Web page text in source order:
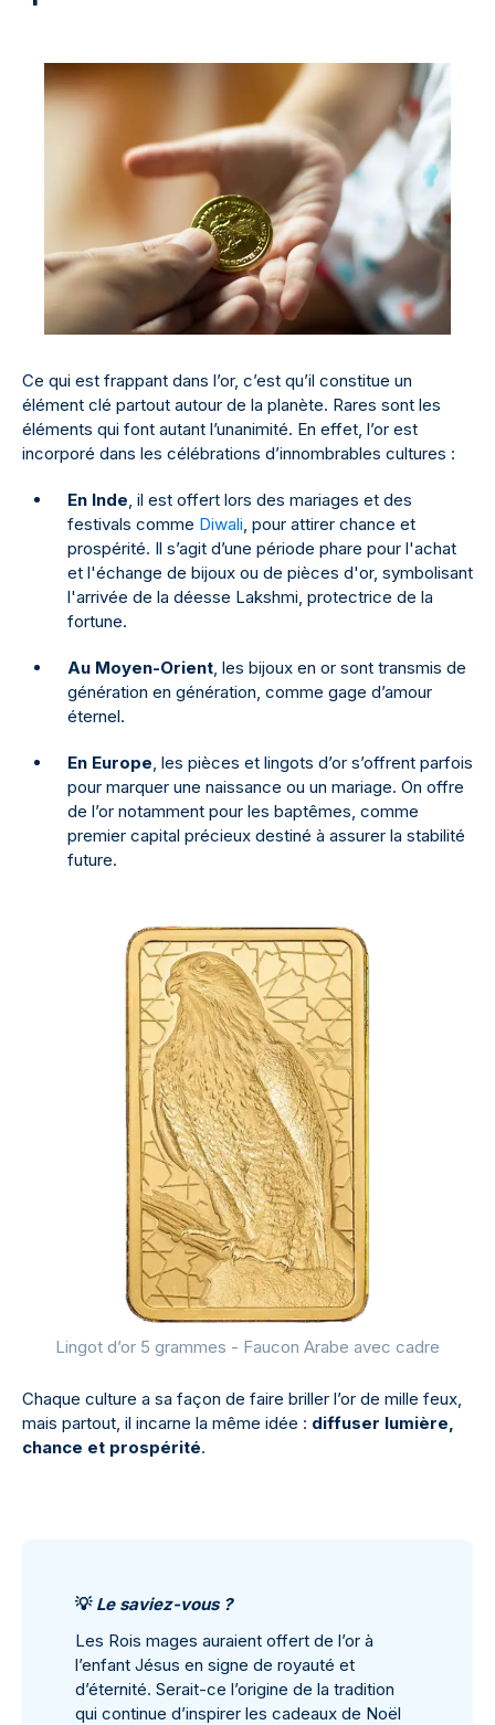
Ce qui est frappant dans l’or, c’est qu’il constitue un
élément clé partout autour de la planète. Rares sont les
éléments qui font autant l’unanimité. En effet, l’or est
incorporé dans les célébrations d’innombrables cultures :
En Inde , il est offert lors des mariages et des
festivals comme Diwali , pour attirer chance et
prospérité. Il s’agit d’une période phare pour l'achat
et l'échange de bijoux ou de pièces d'or, symbolisant
l'arrivée de la déesse Lakshmi, protectrice de la
fortune.
Au Moyen-Orient , les bijoux en or sont transmis de
génération en génération, comme gage d’amour
éternel.
En Europe , les pièces et lingots d’or s’offrent parfois
pour marquer une naissance ou un mariage. On offre
de l’or notamment pour les baptêmes, comme
premier capital précieux destiné à assurer la stabilité
future.
Lingot d’or 5 grammes - Faucon Arabe avec cadre
Chaque culture a sa façon de faire briller l’or de mille feux,
mais partout, il incarne la même idée : diffuser lumière,
chance et prospérité.
💡 Le saviez-vous ?
Les Rois mages auraient offert de l’or à
l’enfant Jésus en signe de royauté et
d’éternité. Serait-ce l’origine de la tradition
qui continue d’inspirer les cadeaux de Noël